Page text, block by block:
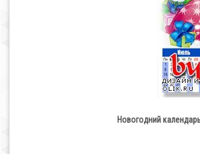
Новогодний